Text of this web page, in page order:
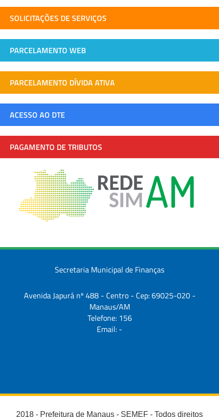
SOLICITAÇÕES DE SERVIÇOS
PARCELAMENTO WEB
PARCELAMENTO DÍVIDA ATIVA
ACESSO AO DTE
PAGAMENTO DE TRIBUTOS
Secretaria Municipal de Finanças
Avenida Japurá nº 488 - Centro - Cep: 69025-020 -
Manaus/AM
Telefone: 156
Email: -
2018 - Prefeitura de Manaus - SEMEF - Todos direitos